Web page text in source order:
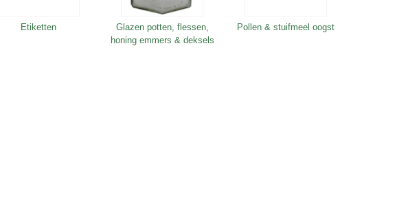
Etiketten
Glazen potten, flessen,
honing emmers & deksels
Pollen & stuifmeel oogst